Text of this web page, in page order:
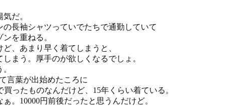
だ。
長袖シャツっていでたちで通勤していて
を重ねる。
、あまり早く着てしまうと、
まう。厚手のが欲しくなるでしょ。
言葉が出始めたころに
ったものなんだけど、15年くらい着ている。
。10000円前後だったと思うんだけど。